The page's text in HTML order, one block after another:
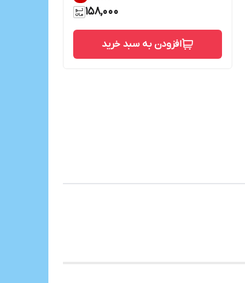
158,000
افزودن به سبد خرید